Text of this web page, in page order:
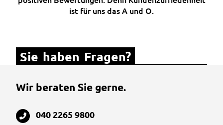
ist für uns das A und O.
Sie haben Fragen?
Wir beraten Sie gerne.
040 2265 9800